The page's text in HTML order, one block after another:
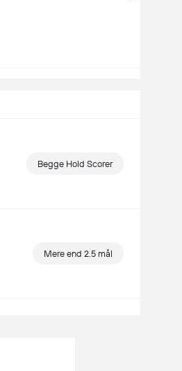
Begge Hold Scorer
Mere end 2.5 mål